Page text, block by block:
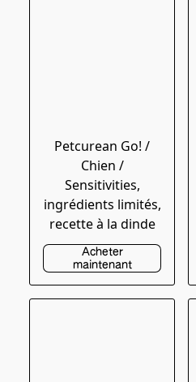
Petcurean Go! /
Chien /
Sensitivities,
ingrédients limités,
recette à la dinde
Acheter
maintenant